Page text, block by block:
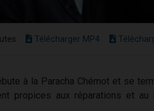
Télécharger MP4
à la Paracha Chémot et se
propices aux réparations et au